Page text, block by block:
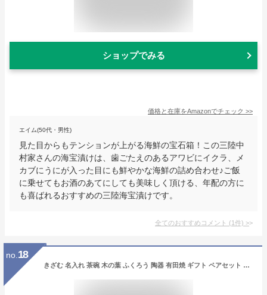
ショップでみる
価格と在庫をAmazonでチェック >>
エイム(50代・男性)
見た目からもテンションが上がる海鮮の宝石箱！この三陸中
村家さんの海宝漬けは、歯ごたえのあるアワビにイクラ、メ
カブにうにが入った目にも鮮やかな海鮮の詰め合わせ♪ご飯
に乗せてもお酒のあてにしても美味しく頂ける、年配の方に
も喜ばれるおすすめの三陸海宝漬けです。
全てのおすすめコメント (1件) >
no. 18
きざむ 名入れ 茶碗 木の葉 ふくろう 陶器 有田焼 ギフト ペアセット 京円